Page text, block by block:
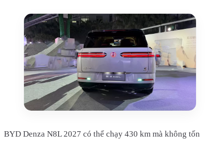
BYD Denza N8L 2027 có thể chạy 430 km mà không tốn